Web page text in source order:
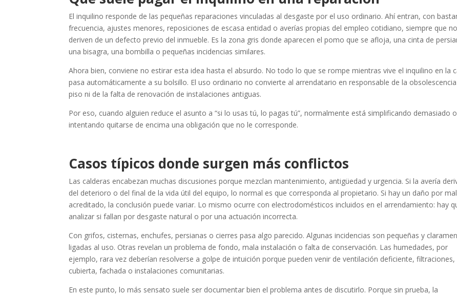
El inquilino responde de las pequeñas reparaciones vinculadas al desgaste por el uso ordinario. Ahí entran, con
frecuencia, ajustes menores, reposiciones de escasa entidad o averías propias del empleo cotidiano, siempre que no
deriven de un defecto previo del inmueble. Es la zona gris donde aparecen el pomo que se afloja, una cinta de
una bisagra, una bombilla o pequeñas incidencias similares.
Ahora bien, conviene no estirar esta idea hasta el absurdo. No todo lo que se rompe mientras vive el inquilino en la
pasa automáticamente a su bolsillo. El uso ordinario no convierte al arrendatario en responsable de la
piso ni de la falta de renovación de instalaciones antiguas.
Por eso, cuando alguien reduce el asunto a “si lo usas tú, lo pagas tú”, normalmente está simplificando demasiado o
intentando quitarse de encima una obligación que no le corresponde.
Casos típicos donde surgen más conflictos
Las calderas encabezan muchas discusiones porque mezclan mantenimiento, antigüedad y urgencia. Si la avería
del deterioro o del final de la vida útil del equipo, lo normal es que corresponda al propietario. Si hay un daño por
acreditado, la conclusión puede variar. Lo mismo ocurre con electrodomésticos incluidos en el arrendamiento: hay
analizar si fallan por desgaste natural o por una actuación incorrecta.
Con grifos, cisternas, enchufes, persianas o cierres pasa algo parecido. Algunas incidencias son pequeñas y
ligadas al uso. Otras revelan un problema de fondo, mala instalación o falta de conservación. Las humedades, por
ejemplo, rara vez deberían resolverse a golpe de intuición porque pueden venir de ventilación deficiente, filtraciones,
cubierta, fachada o instalaciones comunitarias.
En este punto, lo más sensato suele ser documentar bien el problema antes de discutirlo. Porque sin prueba, la